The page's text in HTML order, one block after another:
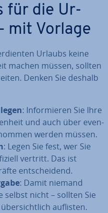
für die Ur­
mit Vorlage
Urlaubs keine
machen müssen, sollten
Denken Sie deshalb
: In­for­mie­ren Sie Ihre
und auch über even­
werden müssen.
: Legen Sie fest, wer Sie
vertritt. Das ist
ent­schei­dend.
: Damit niemand
selbst nicht – sollten Sie
auflisten.